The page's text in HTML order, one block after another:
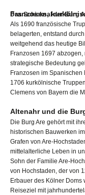
Franzosen,
Das Schicksal der Burg
Als 1690 französische
belagerten, entstand
weitgehend das heutige
Franzosen 1697
strategische Bedeutung
Franzosen im
1706 kurkölnische
Clemens von Bayern die
Altenahr und die
Die Burg Are gehört mit
historischen Bauwerken
Grafen von Are-
mittelalterliche Leben in
Sohn der Familie Are-
von Hochstaden, der von
Erbauer des Kölner Doms
Reiseziel mit